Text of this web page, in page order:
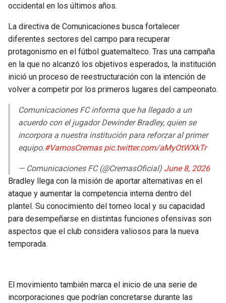
occidental en los últimos años.
La directiva de Comunicaciones busca fortalecer
diferentes sectores del campo para recuperar
protagonismo en el fútbol guatemalteco. Tras una campaña
en la que no alcanzó los objetivos esperados, la institución
inició un proceso de reestructuración con la intención de
volver a competir por los primeros lugares del campeonato.
Comunicaciones FC informa que ha llegado a un
acuerdo con el jugador Dewinder Bradley, quien se
incorpora a nuestra institución para reforzar al primer
equipo.#VamosCremas pic.twitter.com/aMyOtWXkTr
— Comunicaciones FC (@CremasOficial) June 8, 2026
Bradley llega con la misión de aportar alternativas en el
ataque y aumentar la competencia interna dentro del
plantel. Su conocimiento del torneo local y su capacidad
para desempeñarse en distintas funciones ofensivas son
aspectos que el club considera valiosos para la nueva
temporada.
El movimiento también marca el inicio de una serie de
incorporaciones que podrían concretarse durante las